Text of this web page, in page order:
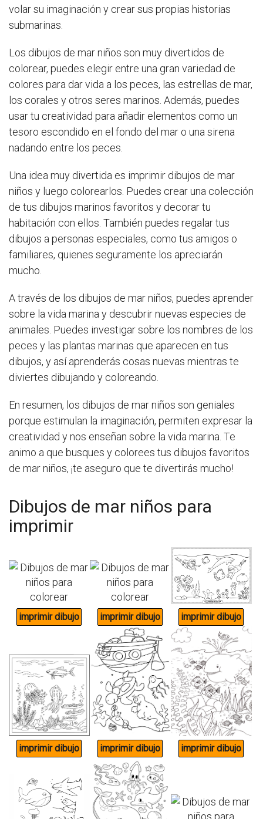
volar su imaginación y crear sus propias historias
submarinas.
Los dibujos de mar niños son muy divertidos de
colorear, puedes elegir entre una gran variedad de
colores para dar vida a los peces, las estrellas de mar,
los corales y otros seres marinos. Además, puedes
usar tu creatividad para añadir elementos como un
tesoro escondido en el fondo del mar o una sirena
nadando entre los peces.
Una idea muy divertida es imprimir dibujos de mar
niños y luego colorearlos. Puedes crear una colección
de tus dibujos marinos favoritos y decorar tu
habitación con ellos. También puedes regalar tus
dibujos a personas especiales, como tus amigos o
familiares, quienes seguramente los apreciarán
mucho.
A través de los dibujos de mar niños, puedes aprender
sobre la vida marina y descubrir nuevas especies de
animales. Puedes investigar sobre los nombres de los
peces y las plantas marinas que aparecen en tus
dibujos, y así aprenderás cosas nuevas mientras te
diviertes dibujando y coloreando.
En resumen, los dibujos de mar niños son geniales
porque estimulan la imaginación, permiten expresar la
creatividad y nos enseñan sobre la vida marina. Te
animo a que busques y colorees tus dibujos favoritos
de mar niños, ¡te aseguro que te divertirás mucho!
Dibujos de mar niños para
imprimir